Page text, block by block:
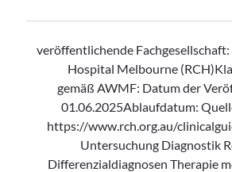
veröffentlichende Fachgesellschaft:
Hospital Melbourne
gemäß AWMF: Datum der
01.06.2025Ablaufdatum:
https://www.rch.org.au/
Untersuchung Diagnostik
Differenzialdiagnosen Therapie